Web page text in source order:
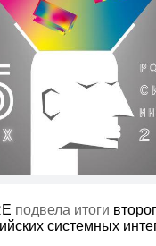
подвела итоги
системных